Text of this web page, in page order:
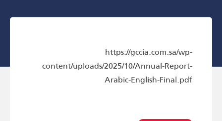
https://gccia.com.sa/wp-
content/uploads/2025/10/Annual-Report-
Arabic-English-Final.pdf